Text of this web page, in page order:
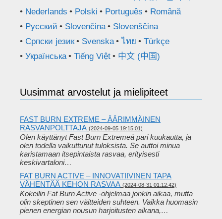
Nederlands
Polski Português
Română
Русский
Slovenčina
Slovenščina
Српски језик
Svenska ไทย
Türkçe
Українська
Tiếng Việt 中文 (中国)
Uusimmat arvostelut ja mielipiteet
FAST BURN EXTREME – ÄÄRIMMÄINEN
RASVANPOLTTAJA (2024-09-05 19:15:01)
Olen käyttänyt Fast Burn Extremeä pari kuukautta, ja
olen todella vaikuttunut tuloksista. Se auttoi minua
karistamaan itsepintaista rasvaa, erityisesti
keskivartaloni…
FAT BURN ACTIVE – INNOVATIIVINEN TAPA
VÄHENTÄÄ KEHON RASVAA (2024-08-31 01:12:42)
Kokeilin Fat Burn Active -ohjelmaa jonkin aikaa, mutta
olin skeptinen sen väitteiden suhteen. Vaikka huomasin
pienen energian nousun harjoitusten aikana,…